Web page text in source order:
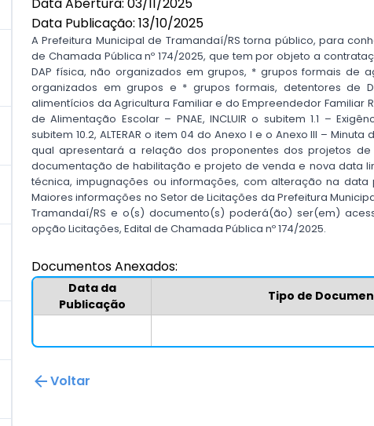
Data Publicação: 13/10/2025
A Prefeitura Municipal de Tramandaí/RS torna público, para
de Chamada Pública nº 174/2025, que tem por objeto a
DAP física, não organizados em grupos, * grupos formais de
organizados em grupos e * grupos formais, detentores de
alimentícios da Agricultura Familiar e do Empreendedor Familiar
de Alimentação Escolar – PNAE, INCLUIR o subitem 1.1 –
subitem 10.2, ALTERAR o item 04 do Anexo I e o Anexo III –
qual apresentará a relação dos proponentes dos projetos
documentação de habilitação e projeto de venda e nova data
técnica, impugnações ou informações, com alteração na data
Maiores informações no Setor de Licitações da Prefeitura
Tramandaí/RS e o(s) documento(s) poderá(ão) ser(em)
opção Licitações, Edital de Chamada Pública nº 174/2025.
Documentos Anexados:
Data da
Publicação
Tipo de
Voltar